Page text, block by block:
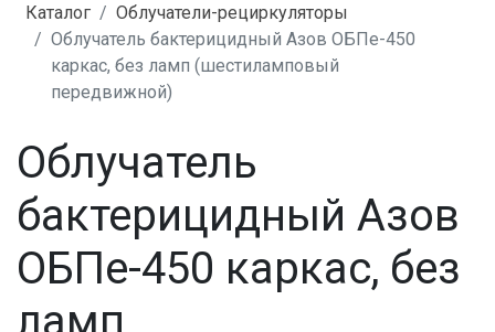
Каталог
Облучатели-рециркуляторы
Облучатель бактерицидный Азов ОБПе-450
каркас, без ламп (шестиламповый
передвижной)
Облучатель
бактерицидный Азов
ОБПе-450 каркас, без
ламп